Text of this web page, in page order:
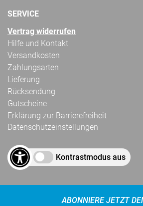
SERVICE
Vertrag widerrufen
Hilfe und Kontakt
Versandkosten
Zahlungsarten
Lieferung
Rücksendung
Gutscheine
Erklärung zur Barrierefreiheit
Datenschutzeinstellungen
Kontrastmodus aus
ABONNIERE JETZT